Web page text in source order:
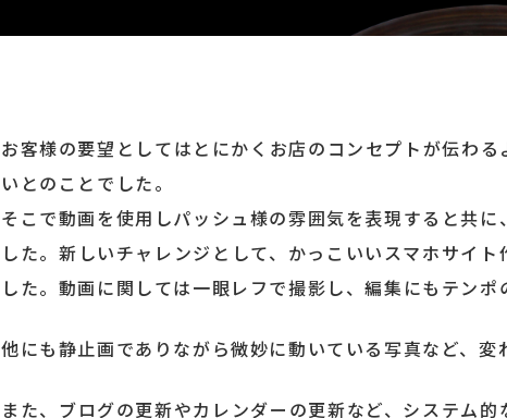
お客様の要望としてはとにかくお店のコンセプトが伝わ
いとのことでした。
そこで動画を使用しパッシュ様の雰囲気を表現すると共
した。新しいチャレンジとして、かっこいいスマホサイ
した。動画に関しては一眼レフで撮影し、編集にもテンポ
他にも静止画でありながら微妙に動いている写真など、変
また、ブログの更新やカレンダーの更新など、システム